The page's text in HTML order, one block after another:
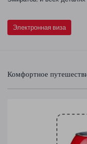
Электронная виза
Комфортное